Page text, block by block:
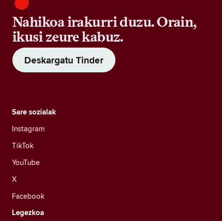
Nahikoa irakurri duzu. Orain,
ikusi zeure kabuz.
Deskargatu Tinder
Sare sozialak
Instagram
TikTok
YouTube
X
Facebook
Legezkoa